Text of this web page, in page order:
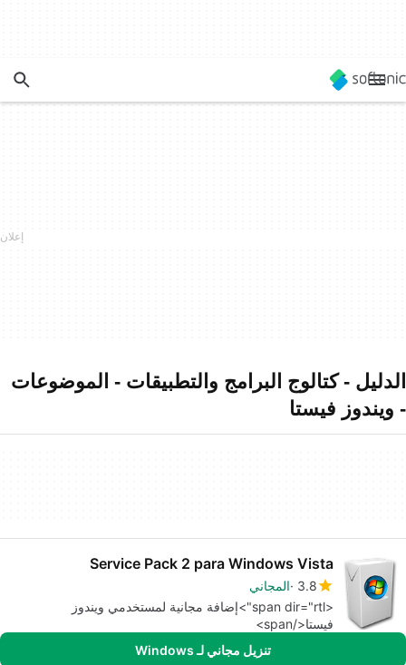
الدليل - كتالوج البرامج والتطبيقات - الموضوعات
- ويندوز فيستا
Service Pack 2 para Windows Vista
3.8 المجاني
<span dir="rtl">إضافة مجانية لمستخدمي ويندوز
فيستا</span>
تنزيل مجاني لـ Windows